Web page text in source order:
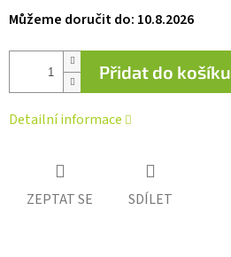
Můžeme doručit do: 10.8.2026
Přidat do košíku
Detailní informace
ZEPTAT SE SDÍLET